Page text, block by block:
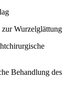
Wurzelglättung
Behandlung des